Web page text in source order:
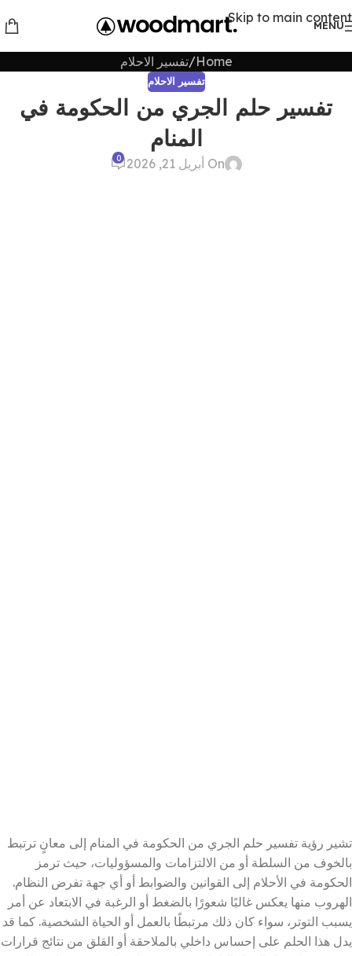
Skip to main content
MENU
Home تفسير الاحلام
تفسير الاحلام
تفسير حلم الجري من الحكومة في
المنام
On أبريل 21, 2026 0
تشير رؤية تفسير حلم الجري من الحكومة في المنام إلى معانٍ ترتبط
بالخوف من السلطة أو من الالتزامات والمسؤوليات، حيث ترمز
الحكومة في الأحلام إلى القوانين والضوابط أو أي جهة تفرض النظام.
الهروب منها يعكس غالبًا شعورًا بالضغط أو الرغبة في الابتعاد عن أمر
يسبب التوتر، سواء كان ذلك مرتبطًا بالعمل أو الحياة الشخصية. كما قد
يدل هذا الحلم على إحساس داخلي بالملاحقة أو القلق من نتائج قرارات